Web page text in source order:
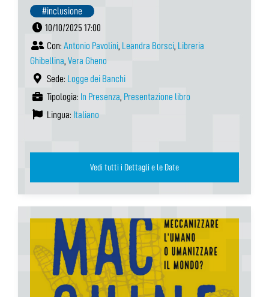
#inclusione
10/10/2025 17:00
Con: Antonio Pavolini, Leandra Borsci, Libreria
Ghibellina, Vera Gheno
Sede: Logge dei Banchi
Tipologia: In Presenza, Presentazione libro
Lingua: Italiano
Vedi tutti i Dettagli e le Date